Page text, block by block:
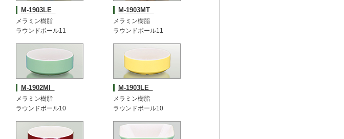
M-1903LE
メラミン樹脂
ラウンドボール11
M-1903MT
メラミン樹脂
ラウンドボール11
M-1902MI
メラミン樹脂
ラウンドボール10
M-1903LE
メラミン樹脂
ラウンドボール10